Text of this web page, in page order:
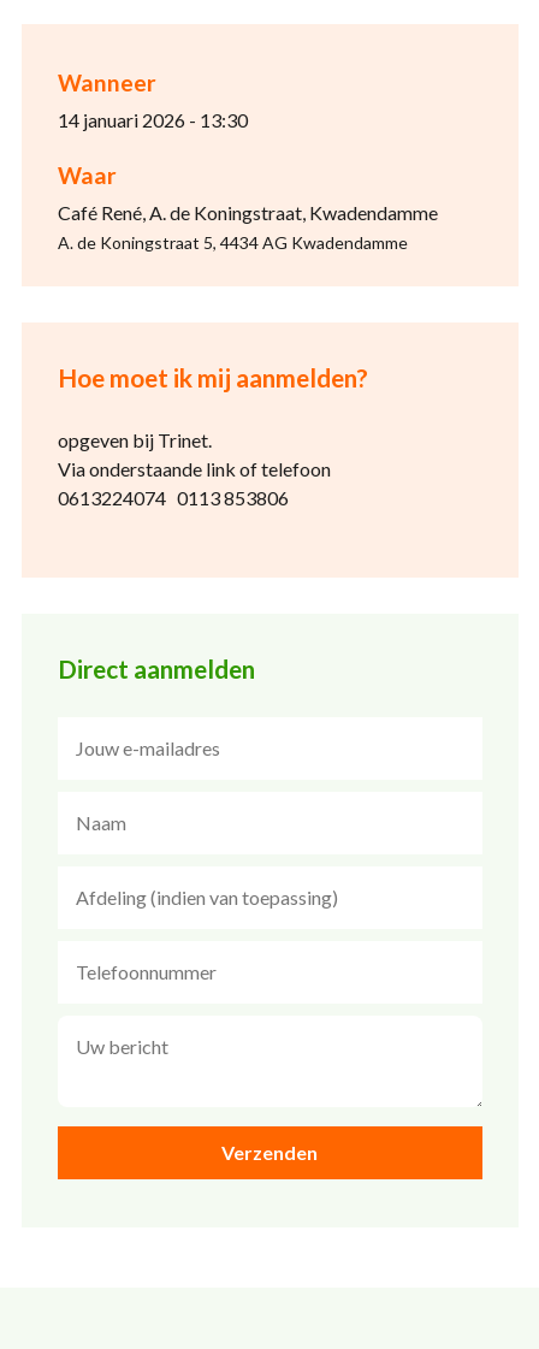
Wanneer
14 januari 2026 - 13:30
Waar
Café René, A. de Koningstraat, Kwadendamme
A. de Koningstraat 5, 4434 AG Kwadendamme
Hoe moet ik mij aanmelden?
opgeven bij Trinet.
Via onderstaande link of telefoon
0613224074 0113 853806
Direct aanmelden